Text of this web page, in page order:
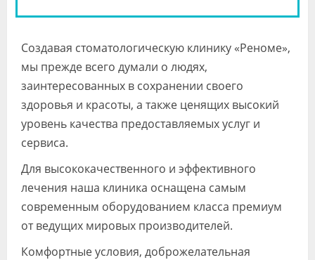
Лаборатории
Создавая стоматологическую клинику «Реноме»,
мы прежде всего думали о людях,
заинтересованных в сохранении своего
здоровья и красоты, а также ценящих высокий
уровень качества предоставляемых услуг и
сервиса.
Для высококачественного и эффективного
лечения наша клиника оснащена самым
современным оборудованием класса премиум
от ведущих мировых производителей.
Комфортные условия, доброжелательная